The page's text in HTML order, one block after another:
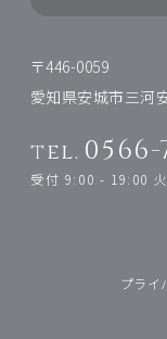
〒446-0059
愛知県安城市三河
tel. 0566-
受付 9:00 - 19:00
プライ